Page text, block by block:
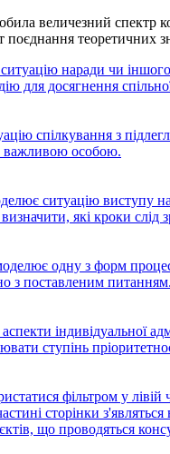
величезний
поєднання
наради чи
для досягнення
спілкування з
важливою особою.
ситуацію виступу
які кроки слід
одну з форм
з поставленим питанням.
індивідуальної
ступінь
фільтром у лівій
сторінки
що проводяться